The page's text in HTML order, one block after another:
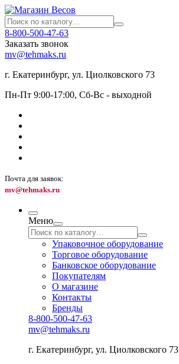
8-800-500-47-63
Заказать звонок
mv@tehmaks.ru
г. Екатеринбург, ул. Циолковского 73
Пн-Пт 9:00-17:00, Сб-Вс - выходной
Почта для заявок:
mv@tehmaks.ru
Меню
Упаковочное оборудование
Торговое оборудование
Банковское оборудование
Покупателям
О магазине
Контакты
Бренды
8-800-500-47-63
mv@tehmaks.ru
г. Екатеринбург, ул. Циолковского 73